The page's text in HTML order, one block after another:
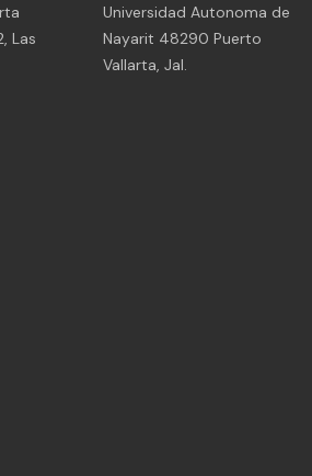
Las
Universidad Autonoma de
Nayarit 48290 Puerto
Vallarta, Jal.